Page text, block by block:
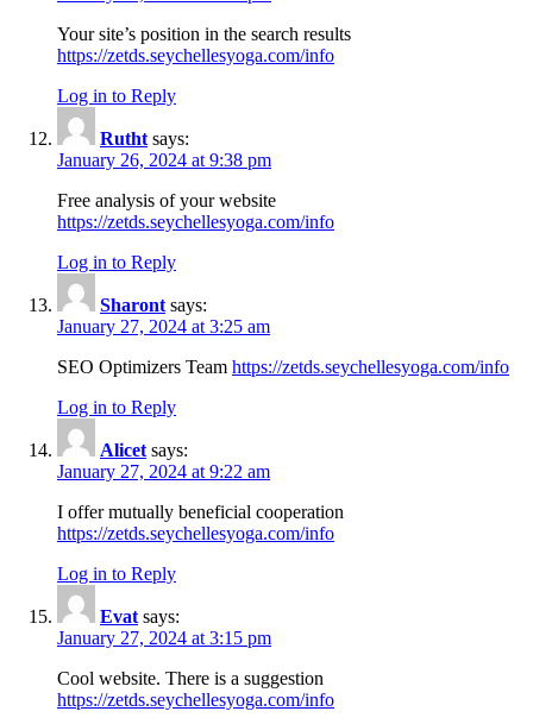
Your site’s position in the search results
https://zetds.seychellesyoga.com/info
Log in to Reply
Rutht says:
January 26, 2024 at 9:38 pm
Free analysis of your website
https://zetds.seychellesyoga.com/info
Log in to Reply
Sharont says:
January 27, 2024 at 3:25 am
SEO Optimizers Team https://zetds.seychellesyoga.com/info
Log in to Reply
Alicet says:
January 27, 2024 at 9:22 am
I offer mutually beneficial cooperation
https://zetds.seychellesyoga.com/info
Log in to Reply
Evat says:
January 27, 2024 at 3:15 pm
Cool website. There is a suggestion
https://zetds.seychellesyoga.com/info